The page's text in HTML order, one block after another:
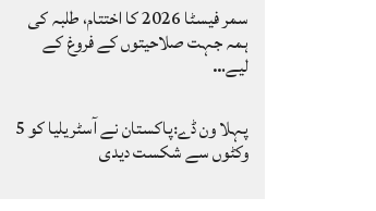
سمر فیسٹا 2026 کا اختتام، طلبہ کی
ہمہ جہت صلاحیتوں کے فروغ کے
لیے…
پہلا ون ڈے:پاکستان نے آسٹریلیا کو 5
وکٹوں سے شکست دیدی